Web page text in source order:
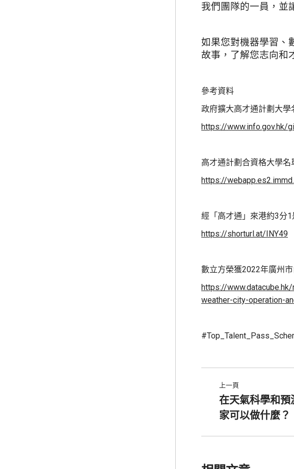
我們團隊的一員，並
如果您對機器學習、
故事，了解您志向和
參考資料
政府擴大高才通計劃大
https://www.info.gov.hk/
高才通計劃合資格大學名
https://
經「高才通」來港約3分
https://shorturl.at/INY49
數立方榮獲2022年廣州
https://
weather-city-operation-
上一頁
在天氣科學和
家可以做什麼？